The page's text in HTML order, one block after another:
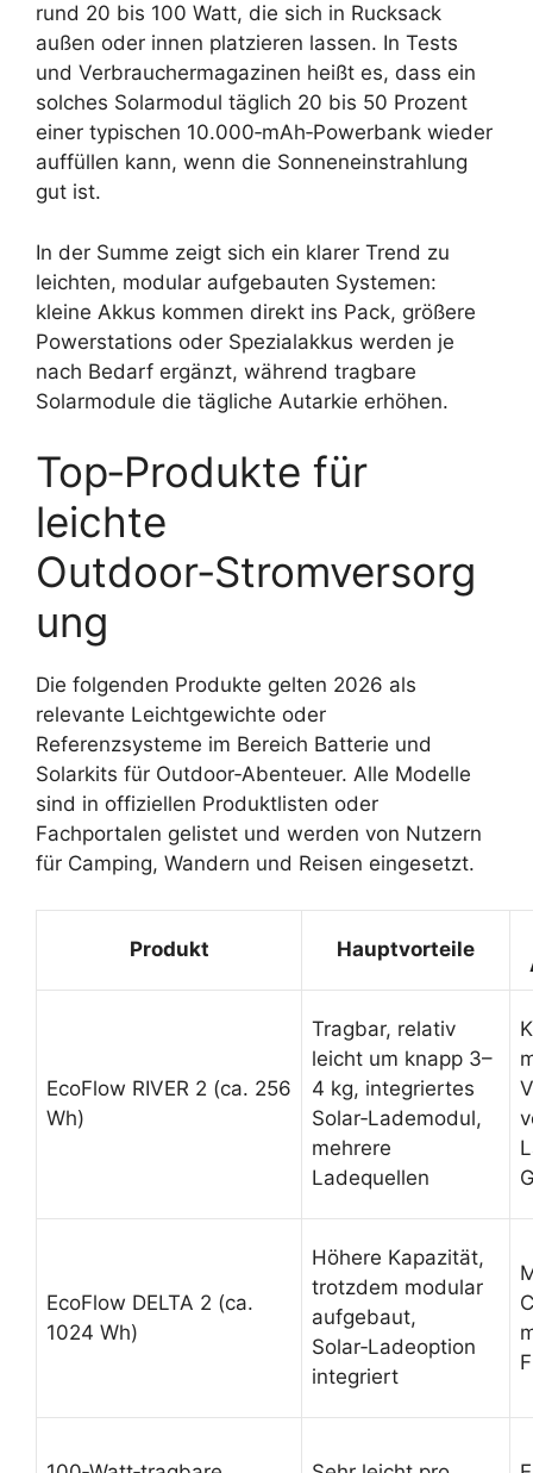
rund 20 bis 100 Watt, die sich in Rucksack
außen oder innen platzieren lassen. In Tests
und Verbrauchermagazinen heißt es, dass ein
solches Solarmodul täglich 20 bis 50 Prozent
einer typischen 10.000‑mAh‑Powerbank wieder
auffüllen kann, wenn die Sonneneinstrahlung
gut ist.
In der Summe zeigt sich ein klarer Trend zu
leichten, modular aufgebauten Systemen:
kleine Akkus kommen direkt ins Pack, größere
Powerstations oder Spezialakkus werden je
nach Bedarf ergänzt, während tragbare
Solarmodule die tägliche Autarkie erhöhen.
Top‑Produkte für
leichte
Outdoor‑Stromversorg
ung
Die folgenden Produkte gelten 2026 als
relevante Leichtgewichte oder
Referenzsysteme im Bereich Batterie und
Solarkits für Outdoor‑Abenteuer. Alle Modelle
sind in offiziellen Produktlisten oder
Fachportalen gelistet und werden von Nutzern
für Camping, Wandern und Reisen eingesetzt.
Produkt Hauptvorteile
EcoFlow RIVER 2 (ca. 256
Wh)
Tragbar, relativ
leicht um knapp 3–
4 kg, integriertes
Solar‑Lademodul,
mehrere
Ladequellen
EcoFlow DELTA 2 (ca.
1024 Wh)
Höhere Kapazität,
trotzdem modular
aufgebaut,
Solar‑Ladeoption
integriert